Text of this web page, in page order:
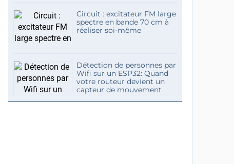
Circuit : excitateur FM large
spectre en bande 70 cm à
réaliser soi-même
Détection de personnes par
Wifi sur un ESP32: Quand
votre routeur devient un
capteur de mouvement